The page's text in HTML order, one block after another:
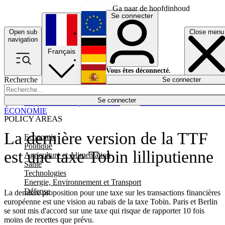
Ga naar de hoofdinhoud
Open sub
navigation
Close menu
Recherche
Se connecter
POLICY AREAS
Economie
Politique
Agriculture et Alimentation
Santé
Technologies
Energie, Environnement et Transport
Défense
Économie
Français
English
Deutsch
Español
Se connecter
Vous êtes déconnecté.
Se connecter
La dernière version de la TTF
est une taxe Tobin lilliputienne
La dernière proposition pour une taxe sur les transactions financières
européenne est une vision au rabais de la taxe Tobin. Paris et Berlin
se sont mis d'accord sur une taxe qui risque de rapporter 10 fois
moins de recettes que prévu.
ÉCONOMIE